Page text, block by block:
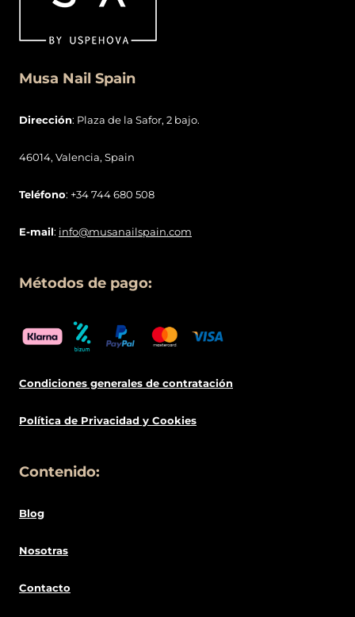
Musa Nail Spain
Dirección: Plaza de la Safor, 2 bajo.
46014, Valencia, Spain
Teléfono: +34 744 680 508
E-mail: info@musanailspain.com
Métodos de pago:
Condiciones generales de contratación
Política de Privacidad y Cookies
Contenido:
Blog
Nosotras
Contacto